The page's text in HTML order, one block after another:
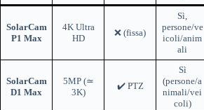
SolarCam
P1 Max
4K Ultra
HD
❌ (fissa)
Sì,
persone/ve
icoli/anim
ali
SolarCam
D1 Max
5MP (≃
3K)
✔️ PTZ
Sì
(persone/a
nimali/vei
coli)